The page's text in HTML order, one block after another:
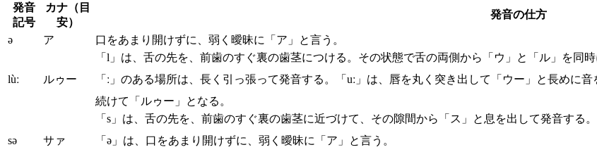
発音
記号
カナ（目
安）
発音の仕方
ə ア 口をあまり開けずに、弱く曖昧に「ア」と言う。
lùː ルゥー
「l」は、舌の先を、前歯のすぐ裏の歯茎につける。その状態で舌の両側から「ウ」と「ル」を同時
「ː」のある場所は、長く引っ張って発音する。「uː」は、唇を丸く突き出して「ウー」と長めに音
続けて「ルゥー」となる。
sə サァ
「s」は、舌の先を、前歯のすぐ裏の歯茎に近づけて、その隙間から「ス」と息を出して発音する
「ə」は、口をあまり開けずに、弱く曖昧に「ア」と言う。